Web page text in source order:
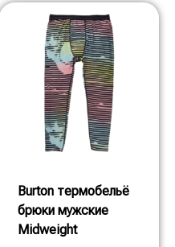
Burton термобельё
брюки мужские
Midweight